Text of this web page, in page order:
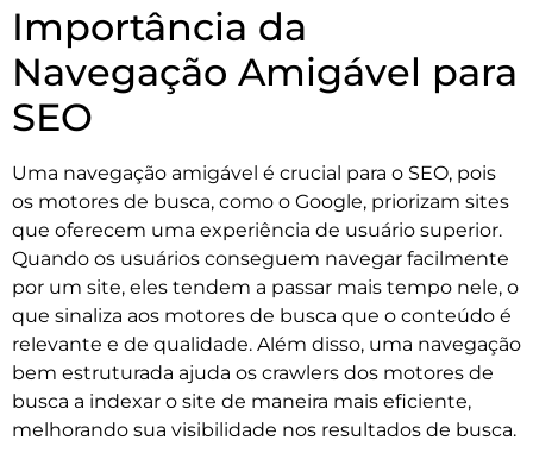
Importância da
Navegação Amigável para
SEO
Uma navegação amigável é crucial para o SEO, pois
os motores de busca, como o Google, priorizam sites
que oferecem uma experiência de usuário superior.
Quando os usuários conseguem navegar facilmente
por um site, eles tendem a passar mais tempo nele, o
que sinaliza aos motores de busca que o conteúdo é
relevante e de qualidade. Além disso, uma navegação
bem estruturada ajuda os crawlers dos motores de
busca a indexar o site de maneira mais eficiente,
melhorando sua visibilidade nos resultados de busca.